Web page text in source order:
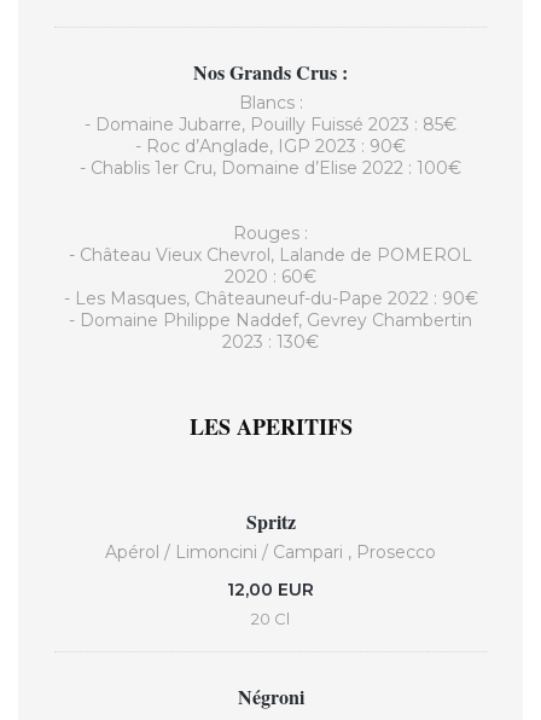
Nos Grands Crus :
Blancs :
- Domaine Jubarre, Pouilly Fuissé 2023 : 85€
- Roc d’Anglade, IGP 2023 : 90€
- Chablis 1er Cru, Domaine d’Elise 2022 : 100€
Rouges :
- Château Vieux Chevrol, Lalande de POMEROL
2020 : 60€
- Les Masques, Châteauneuf-du-Pape 2022 : 90€
- Domaine Philippe Naddef, Gevrey Chambertin
2023 : 130€
LES APERITIFS
Spritz
Apérol / Limoncini / Campari , Prosecco
12,00 EUR
20 Cl
Négroni